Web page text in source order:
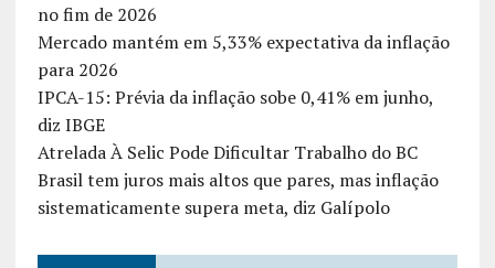
no fim de 2026
Mercado mantém em 5,33% expectativa da inflação
para 2026
IPCA-15: Prévia da inflação sobe 0,41% em junho,
diz IBGE
Atrelada À Selic Pode Dificultar Trabalho do BC
Brasil tem juros mais altos que pares, mas inflação
sistematicamente supera meta, diz Galípolo